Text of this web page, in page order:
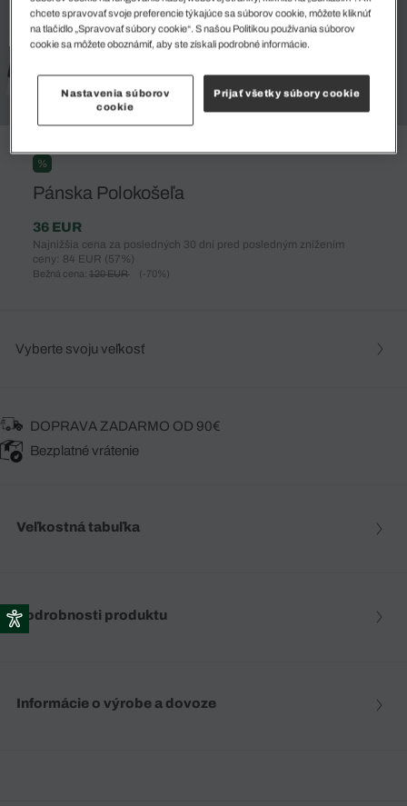
%
Pánska Polokošeľa
36 EUR
Najnižšia cena za posledných 30 dní pred posledným znížením
ceny: 84 EUR (57%)
Bežná cena: 120 EUR (-70%)
Vyberte svoju veľkosť
DOPRAVA ZADARMO OD 90€
Bezplatné vrátenie
Veľkostná tabuľka
Podrobnosti produktu
Informácie o výrobe a dovoze
chcete spravovať svoje preferencie týkajúce sa súborov cookie, môžete kliknúť
na tlačidlo „Spravovať súbory cookie“. S našou Politikou používania súborov
cookie sa môžete oboznámiť, aby ste získali podrobné informácie.
Nastavenia súborov
cookie
Prijať všetky súbory cookie